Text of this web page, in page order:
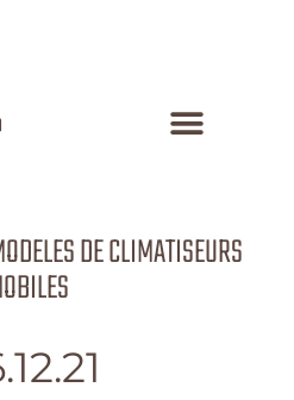
DE CLIMATISEURS